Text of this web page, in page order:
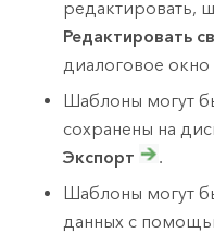
редактировать,
Редактировать
диалоговое окно
Шаблоны могут
сохранены на
Экспорт
.
Шаблоны могут
данных с